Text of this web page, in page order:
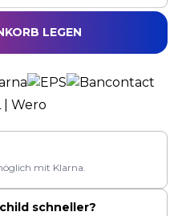
LEGEN
mit Klarna.
schneller?